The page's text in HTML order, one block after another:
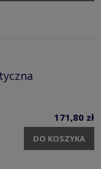
171,80 zł
DO KOSZYKA